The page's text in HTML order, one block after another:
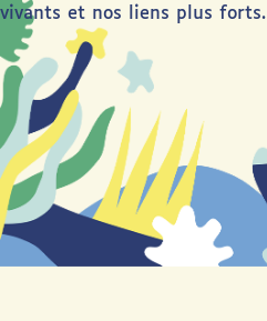
vivants et nos liens plus forts.